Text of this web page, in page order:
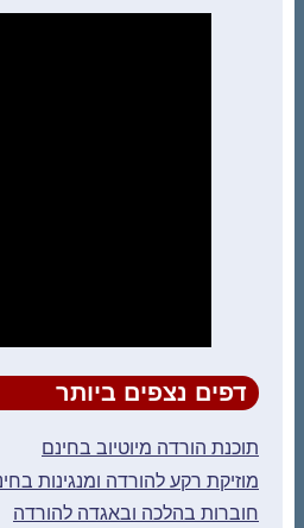
דפים נצפים ביותר
תוכנת הורדה מיוטיוב בחינם
מוזיקת רקע להורדה ומנגינות
חוברות בהלכה ובאגדה להורדה